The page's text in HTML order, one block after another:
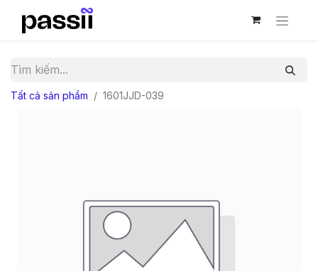
Tất cả sản phẩm 1601JJD-039